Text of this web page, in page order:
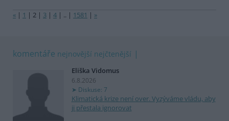
« | 1 | 2 | 3 | 4 | .. | 1581 | »
komentáře nejnovější nejčtenější
Eliška Vidomus
6.8.2026
Diskuse: 7
Klimatická krize není over. Vyzýváme vládu, aby
ji přestala ignorovat